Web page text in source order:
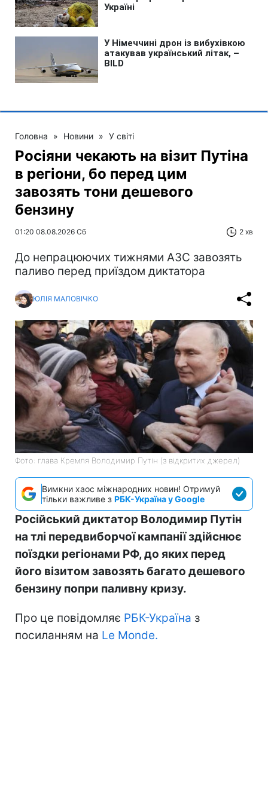
Головна » Новини » У світі
Росіяни чекають на візит Путіна
в регіони, бо перед цим
завозять тони дешевого
бензину
01:20 08.08.2026 Сб 2 хв
До непрацюючих тижнями АЗС завозять
паливо перед приїздом диктатора
ЮЛІЯ МАЛОВІЧКО
Фото: глава Кремля Володимир Путін (з відкритих джерел)
Вимкни хаос міжнародних новин! Отримуй
тільки важливе з РБК-Україна у Google
Російський диктатор Володимир Путін
на тлі передвиборчої кампанії здійснює
поїздки регіонами РФ, до яких перед
його візитом завозять багато дешевого
бензину попри паливну кризу.
Про це повідомляє РБК-Україна з
посиланням на Le Monde.